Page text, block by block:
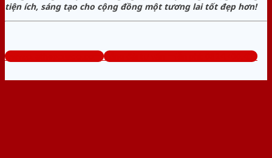
tiện ích, sáng tạo cho cộng đồng một tương lai tốt đẹp hơn!
www.cuathepcuago.com Tổng đài tư vấn miễn phí: 0824.400.400